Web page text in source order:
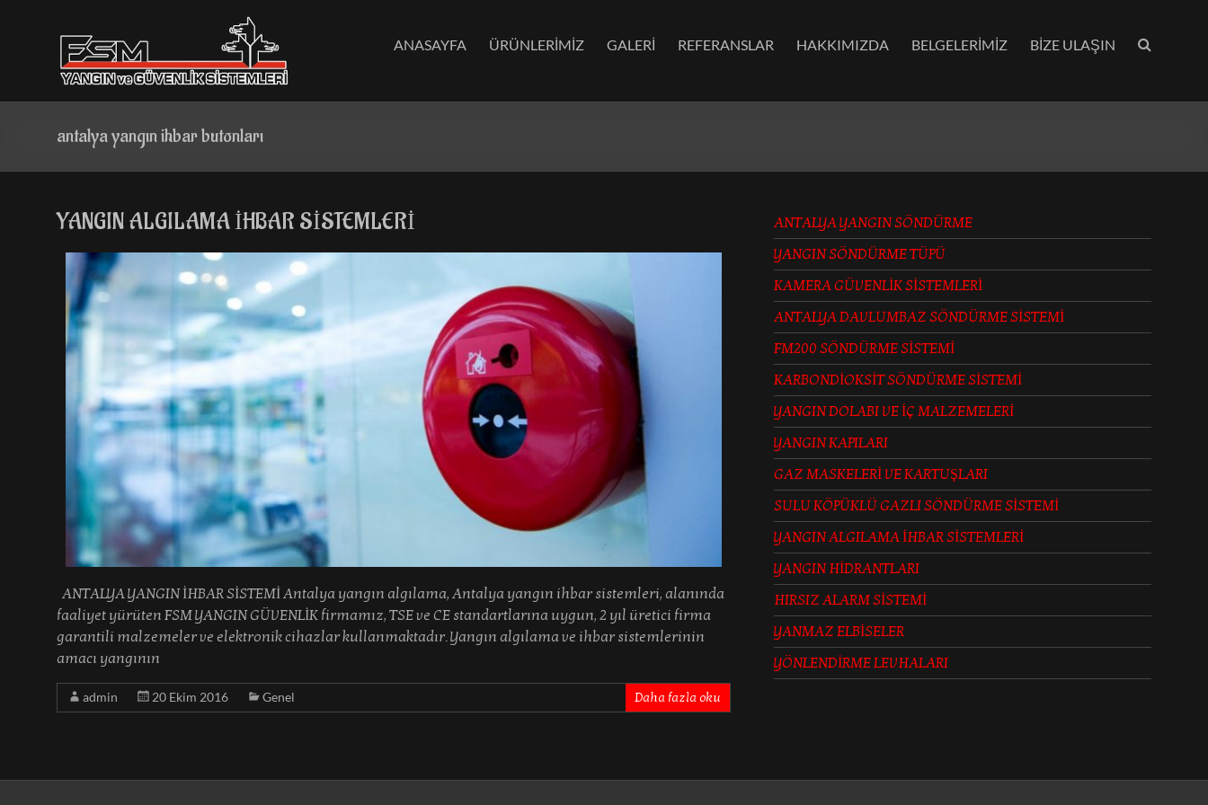
ANASAYFA ÜRÜNLERİMİZ GALERİ REFERANSLAR HAKKIMIZDA BELGELERİMİZ BİZE ULAŞIN
antalya yangın ihbar butonları
YANGIN ALGILAMA İHBAR SİSTEMLERİ
ANTALYA YANGIN İHBAR SİSTEMİ Antalya yangın algılama, Antalya yangın ihbar sistemleri, alanında
faaliyet yürüten FSM YANGIN GÜVENLİK firmamız, TSE ve CE standartlarına uygun, 2 yıl üretici firma
garantili malzemeler ve elektronik cihazlar kullanmaktadır. Yangın algılama ve ihbar sistemlerinin
amacı yangının
admin 20 Ekim 2016 Genel Daha fazla oku
ANTALYA YANGIN SÖNDÜRME
YANGIN SÖNDÜRME TÜPÜ
KAMERA GÜVENLİK SİSTEMLERİ
ANTALYA DAVLUMBAZ SÖNDÜRME SİSTEMİ
FM200 SÖNDÜRME SİSTEMİ
KARBONDİOKSİT SÖNDÜRME SİSTEMİ
YANGIN DOLABI VE İÇ MALZEMELERİ
YANGIN KAPILARI
GAZ MASKELERİ VE KARTUŞLARI
SULU KÖPÜKLÜ GAZLI SÖNDÜRME SİSTEMİ
YANGIN ALGILAMA İHBAR SİSTEMLERİ
YANGIN HİDRANTLARI
HIRSIZ ALARM SİSTEMİ
YANMAZ ELBİSELER
YÖNLENDİRME LEVHALARI